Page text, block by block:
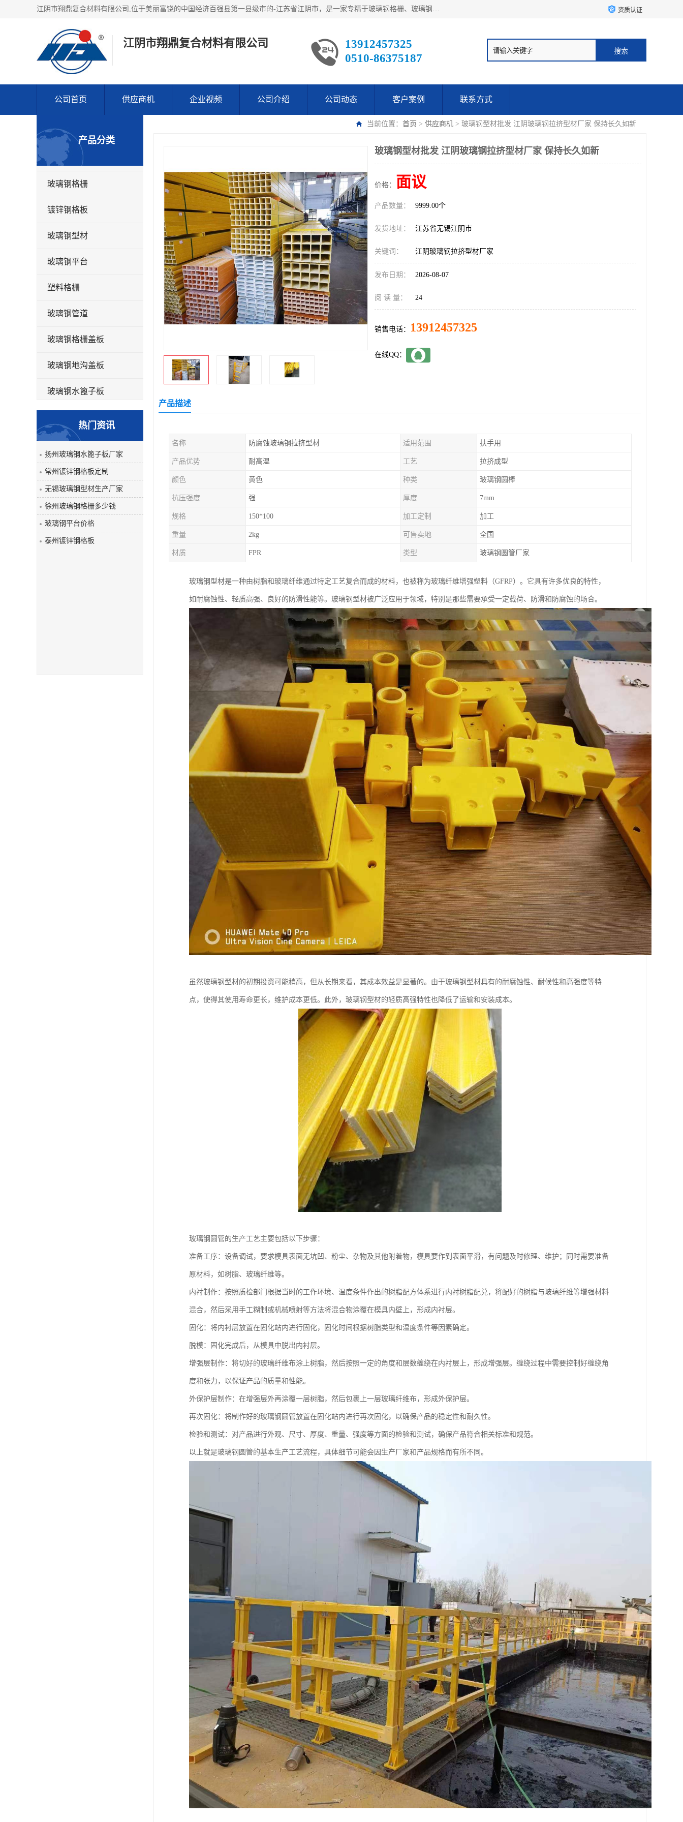
江阴市翔鼎复合材料有限公司,位于美丽富饶的中国经济百强县第一县级市的-江苏省江阴市，是一家专精于玻璃钢格栅、玻璃钢新材料,镀锌钢格板，机械设备生产制造及研发的科技型企业；公司产品已销往了世界多个国家和地区，公司人决心加倍努力愿与广大社会同仁精诚合作共创辉煌！ 资质认证
江阴市翔鼎复合材料有限公司
13912457325
0510-86375187
公司首页 供应商机 企业视频 公司介绍 公司动态 客户案例 联系方式
当前位置： 首页 > 供应商机 > 玻璃钢型材批发 江阴玻璃钢拉挤型材厂家 保持长久如新
产品分类
玻璃钢格栅
镀锌钢格板
玻璃钢型材
玻璃钢平台
塑料格栅
玻璃钢管道
玻璃钢格栅盖板
玻璃钢地沟盖板
玻璃钢水篦子板
玻璃钢平板
玻璃钢盖板
热门资讯
扬州玻璃钢水篦子板厂家
常州镀锌钢格板定制
无锡玻璃钢型材生产厂家
徐州玻璃钢格栅多少钱
玻璃钢平台价格
泰州镀锌钢格板
玻璃钢型材批发 江阴玻璃钢拉挤型材厂家 保持长久如新
价格： 面议
产品数量： 9999.00个
发货地址： 江苏省无锡江阴市
关键词： 江阴玻璃钢拉挤型材厂家
发布日期： 2026-08-07
阅 读 量： 24
销售电话： 13912457325
在线QQ：
产品描述
名称 防腐蚀玻璃钢拉挤型材 适用范围 扶手用
产品优势 耐高温 工艺 拉挤成型
颜色 黄色 种类 玻璃钢圆棒
抗压强度 强 厚度 7mm
规格 150*100 加工定制 加工
重量 2kg 可售卖地 全国
材质 FPR 类型 玻璃钢圆管厂家
玻璃钢型材是一种由树脂和玻璃纤维通过特定工艺复合而成的材料，也被称为玻璃纤维增强塑料（GFRP）。它具有许多优良的特性，
如耐腐蚀性、轻质高强、良好的防滑性能等。玻璃钢型材被广泛应用于领域，特别是那些需要承受一定载荷、防滑和防腐蚀的场合。
虽然玻璃钢型材的初期投资可能稍高，但从长期来看，其成本效益是显著的。由于玻璃钢型材具有的耐腐蚀性、耐候性和高强度等特
点，使得其使用寿命更长，维护成本更低。此外，玻璃钢型材的轻质高强特性也降低了运输和安装成本。
玻璃钢圆管的生产工艺主要包括以下步骤：
准备工序：设备调试，要求模具表面无坑凹、粉尘、杂物及其他附着物，模具要作到表面平滑，有问题及时修理、维护；同时需要准备
原材料，如树脂、玻璃纤维等。
内衬制作：按照质检部门根据当时的工作环境、温度条件作出的树脂配方体系进行内衬树脂配兑，将配好的树脂与玻璃纤维等增强材料
混合，然后采用手工糊制或机械喷射等方法将混合物涂覆在模具内壁上，形成内衬层。
固化：将内衬层放置在固化站内进行固化，固化时间根据树脂类型和温度条件等因素确定。
脱模：固化完成后，从模具中脱出内衬层。
增强层制作：将切好的玻璃纤维布涂上树脂，然后按照一定的角度和层数缠绕在内衬层上，形成增强层。缠绕过程中需要控制好缠绕角
度和张力，以保证产品的质量和性能。
外保护层制作：在增强层外再涂覆一层树脂，然后包裹上一层玻璃纤维布，形成外保护层。
再次固化：将制作好的玻璃钢圆管放置在固化站内进行再次固化，以确保产品的稳定性和耐久性。
检验和测试：对产品进行外观、尺寸、厚度、重量、强度等方面的检验和测试，确保产品符合相关标准和规范。
以上就是玻璃钢圆管的基本生产工艺流程，具体细节可能会因生产厂家和产品规格而有所不同。